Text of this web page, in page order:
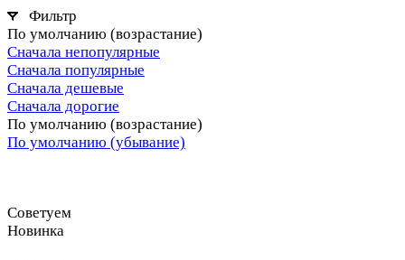
Фильтр
По умолчанию (возрастание)
Сначала непопулярные
Сначала популярные
Сначала дешевые
Сначала дорогие
По умолчанию (возрастание)
По умолчанию (убывание)
Советуем
Новинка